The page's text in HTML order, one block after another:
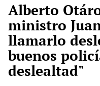
Alberto
ministro
llamarlo
buenos
deslealtad"